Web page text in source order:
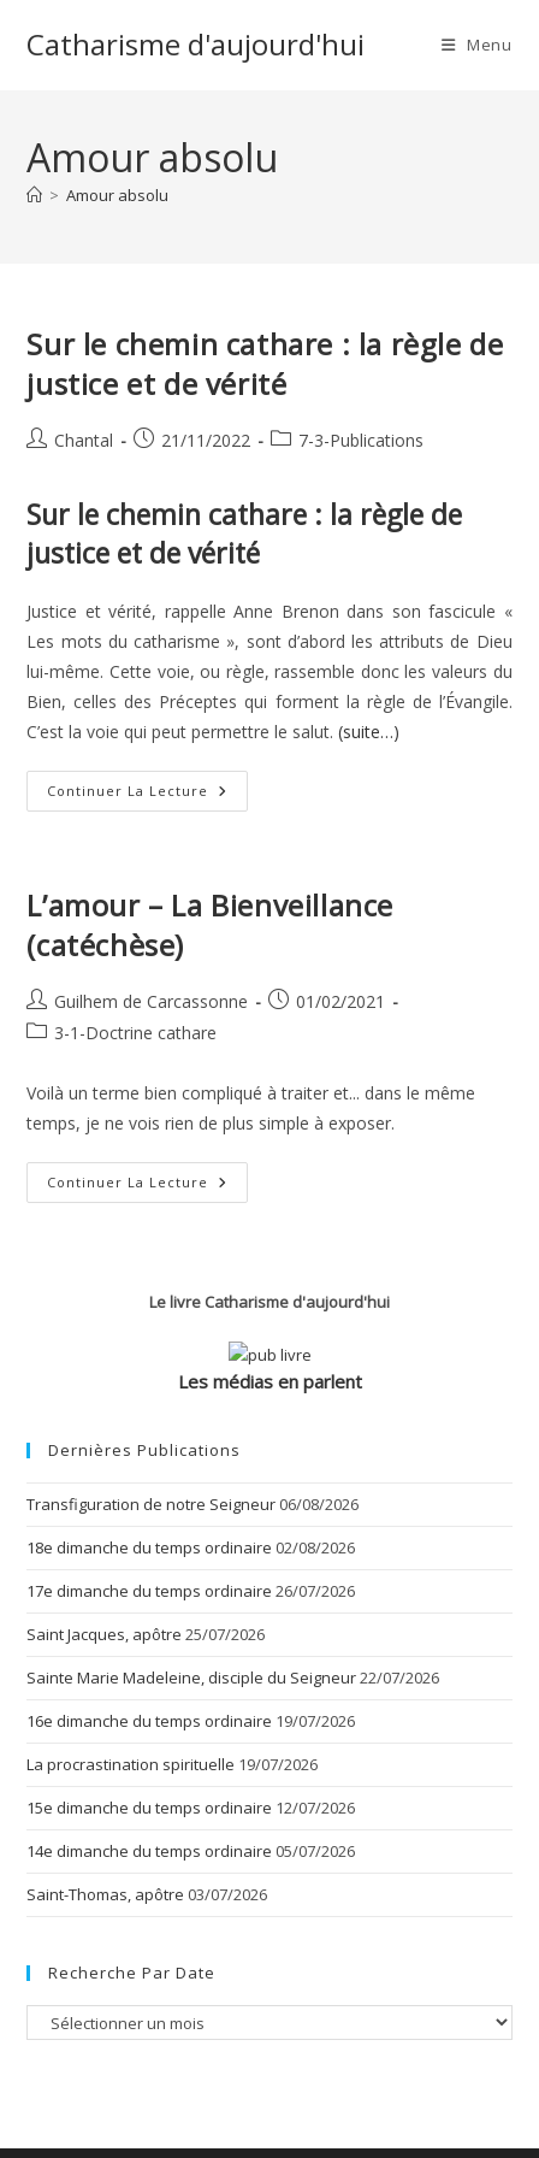
Catharisme d'aujourd'hui Menu
Amour absolu
> Amour absolu
Sur le chemin cathare : la règle de
justice et de vérité
Auteur/autrice
publication :
Chantal
Publication
21/11/2022
Post7-3-Publications
Sur le chemin cathare : la règle de
justice et de vérité
Justice et vérité, rappelle Anne Brenon dans son fascicule «
Les mots du catharisme », sont d’abord les attributs de Dieu
lui-même. Cette voie, ou règle, rassemble donc les valeurs du
Bien, celles des Préceptes qui forment la règle de l’Évangile.
C’est la voie qui peut permettre le salut.(suite…)
Continuer La Lecture Sur
Le
Règle
De
L’amour – La Bienveillance
(catéchèse)
Auteur/autrice
de
Guilhem de Carcassonne
Publication
01/02/2021
Post3-1-Doctrine cathare
Voilà un terme bien compliqué à traiter et... dans le même
temps, je ne vois rien de plus simple à exposer.
Continuer La Lecture L’amour
–
Le livre Catharisme d'aujourd'hui
Les médias en parlent
Dernières Publications
Transfiguration de notre Seigneur 06/08/2026
18e dimanche du temps ordinaire 02/08/2026
17e dimanche du temps ordinaire 26/07/2026
Saint Jacques, apôtre 25/07/2026
Sainte Marie Madeleine, disciple du Seigneur22/07/2026
16e dimanche du temps ordinaire 19/07/2026
La procrastination spirituelle 19/07/2026
15e dimanche du temps ordinaire 12/07/2026
14e dimanche du temps ordinaire 05/07/2026
Saint-Thomas, apôtre 03/07/2026
Recherche Par Date
Recherche